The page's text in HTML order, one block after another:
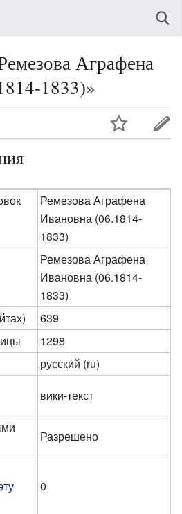
Аграфена
1833)»
Ремезова Аграфена
Ивановна (06.1814-
1833)
Ремезова Аграфена
Ивановна (06.1814-
1833)
639
1298
русский (ru)
вики-текст
Разрешено
0